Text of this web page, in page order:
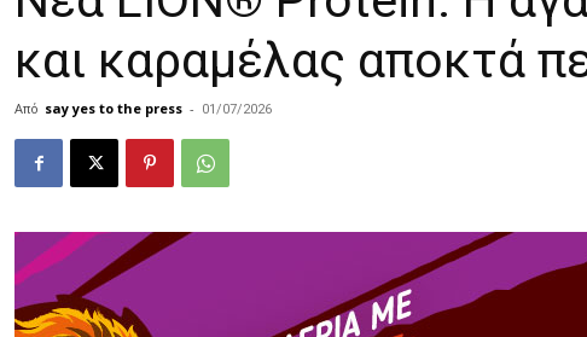
και καραμέλας αποκτά
Από say yes to the press - 01/07/2026